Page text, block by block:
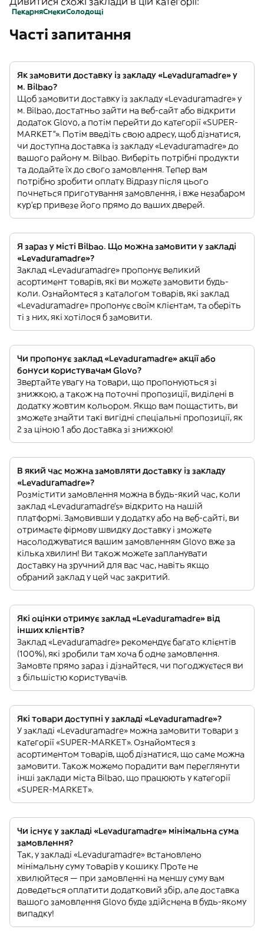
ПекарняСнекиСолодощі
Часті запитання
Як замовити доставку із закладу «Levaduramadre» у
м. Bilbao?
Щоб замовити доставку із закладу «Levaduramadre» у
м. Bilbao, достатньо зайти на веб-сайт або відкрити
додаток Glovo, а потім перейти до категорії «SUPER-
MARKET”». Потім введіть свою адресу, щоб дізнатися,
чи доступна доставка із закладу «Levaduramadre» до
вашого району м. Bilbao. Виберіть потрібні продукти
та додайте їх до свого замовлення. Тепер вам
потрібно зробити оплату. Відразу після цього
почнеться приготування замовлення, і вже незабаром
кур'єр привезе його прямо до ваших дверей.
Я зараз у місті Bilbao. Що можна замовити у закладі
«Levaduramadre»?
Заклад «Levaduramadre» пропонує великий
асортимент товарів, які ви можете замовити будь-
коли. Ознайомтеся з каталогом товарів, які заклад
«Levaduramadre» пропонує своїм клієнтам, та оберіть
ті з них, які хотілося б замовити.
Чи пропонує заклад «Levaduramadre» акції або
бонуси користувачам Glovo?
Звертайте увагу на товари, що пропонуються зі
знижкою, а також на поточні пропозиції, виділені в
додатку жовтим кольором. Якщо вам пощастить, ви
зможете знайти такі вигідні спеціальні пропозиції, як
2 за ціною 1 або доставка зі знижкою!
В який час можна замовляти доставку із закладу
«Levaduramadre»?
Розмістити замовлення можна в будь-який час, коли
заклад «Levaduramadre’s» відкрито на нашій
платформі. Замовивши у додатку або на веб-сайті, ви
отримаєте фірмову швидку доставку і зможете
насолоджуватися вашим замовленням Glovo вже за
кілька хвилин! Ви також можете запланувати
доставку на зручний для вас час, навіть якщо
обраний заклад у цей час закритий.
Які оцінки отримує заклад «Levaduramadre» від
інших клієнтів?
Заклад «Levaduramadre» рекомендує багато клієнтів
(100%), які зробили там хоча б одне замовлення.
Замовте прямо зараз і дізнайтеся, чи погоджуєтеся ви
з більшістю користувачів.
Які товари доступні у закладі «Levaduramadre»?
У закладі «Levaduramadre» можна замовити товари з
категорії «SUPER-MARKET». Ознайомтеся з
асортиментом товарів, щоб дізнатися, що саме можна
замовити. Також можемо порадити вам переглянути
інші заклади міста Bilbao, що працюють у категорії
«SUPER-MARKET».
Чи існує у закладі «Levaduramadre» мінімальна сума
замовлення?
Так, у закладі «Levaduramadre» встановлено
мінімальну суму товарів у кошику. Проте не
хвилюйтеся — при замовленні на меншу суму вам
доведеться оплатити додатковий збір, але доставка
вашого замовлення Glovo буде здійснена в будь-якому
випадку!